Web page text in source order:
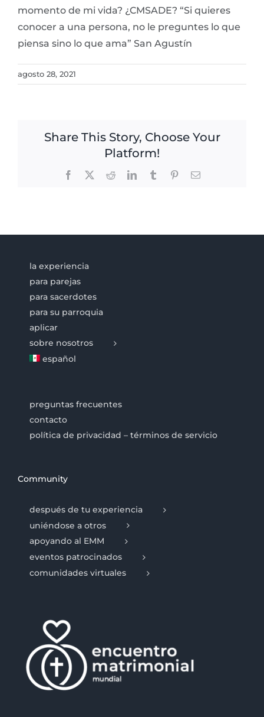
momento de mi vida? ¿CMSADE? “Si quieres
conocer a una persona, no le preguntes lo que
piensa sino lo que ama” San Agustín
agosto 28, 2021
Share This Story, Choose Your
Platform!
Facebook RedditLinkedInTumblr PinterestEmail
la experiencia
para parejas
para sacerdotes
para su parroquia
aplicar
sobre nosotros
español
preguntas frecuentes
contacto
política de privacidad – términos de servicio
Community
después de tu experiencia
uniéndose a otros
apoyando al EMM
eventos patrocinados
comunidades virtuales